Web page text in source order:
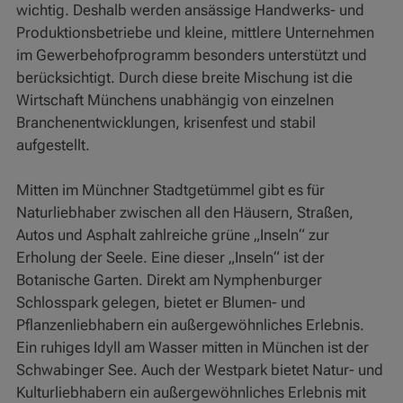
wichtig. Deshalb werden ansässige Handwerks- und
Produktionsbetriebe und kleine, mittlere Unternehmen
im Gewerbehofprogramm besonders unterstützt und
berücksichtigt. Durch diese breite Mischung ist die
Wirtschaft Münchens unabhängig von einzelnen
Branchenentwicklungen, krisenfest und stabil
aufgestellt.
Mitten im Münchner Stadtgetümmel gibt es für
Naturliebhaber zwischen all den Häusern, Straßen,
Autos und Asphalt zahlreiche grüne „Inseln“ zur
Erholung der Seele. Eine dieser „Inseln“ ist der
Botanische Garten. Direkt am Nymphenburger
Schlosspark gelegen, bietet er Blumen- und
Pflanzenliebhabern ein außergewöhnliches Erlebnis.
Ein ruhiges Idyll am Wasser mitten in München ist der
Schwabinger See. Auch der Westpark bietet Natur- und
Kulturliebhabern ein außergewöhnliches Erlebnis mit